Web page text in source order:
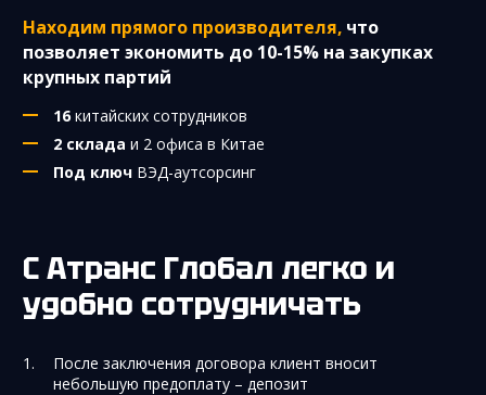
Находим прямого производителя, что
позволяет экономить до 10-15% на закупках
крупных партий
16китайских сотрудников
2 склада и 2 офиса в Китае
Под ключ ВЭД-аутсорсинг
С Атранс Глобал легко и
удобно сотрудничать
После заключения договора клиент вносит
небольшую предоплату – депозит